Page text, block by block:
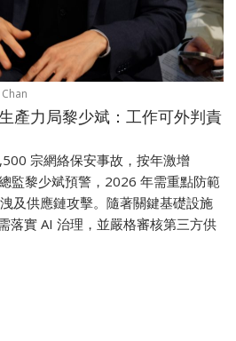
產力局黎少斌：工作可外判責
宗網絡保安事故，按年激增
監黎少斌預警，2026 年需重點防範
及供應鏈攻擊。隨著關鍵基礎設施
落實 AI 治理，並嚴格審核第三方供